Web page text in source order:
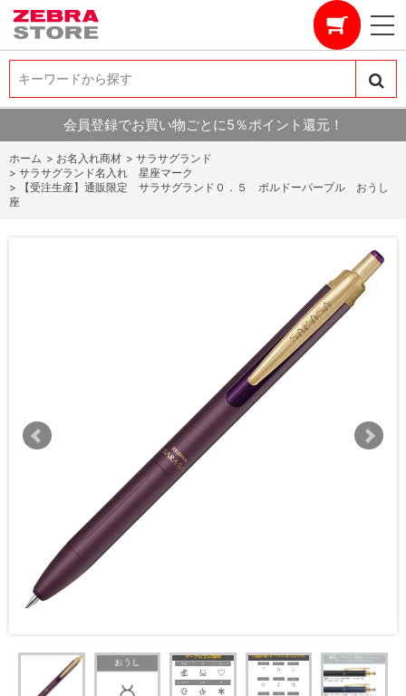
キーワードから探す
キーワードから探す
会員登録でお買い物ごとに5％ポイント還元！
ホーム > お名入れ商材 > サラサグランド
> サラサグランド名入れ 星座マーク
>
【受注生産】通販限定 サラサグランド０．５ ボルドーパープル おうし
座